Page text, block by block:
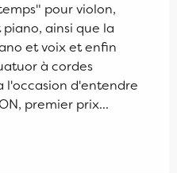
pour violon,
ainsi que la
et voix et enfin
à cordes
l'occasion d'entendre
premier prix...